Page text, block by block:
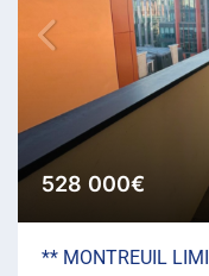
528 000€
** MONTREUIL